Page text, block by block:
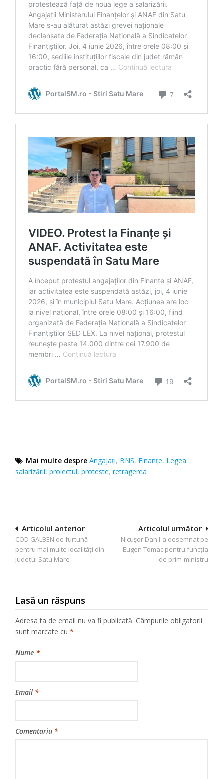
Mai multe despre Angajaţi, BNS, Finanțe, Legea
salarizării,proiectul,proteste,retragerea
Navigare
în
articole
Articolul următor
Nicușor Dan l-a desemnat pe
Eugen Tomac pentru funcția
de prim-ministru
Articolul anterior
COD GALBEN de furtună
pentru mai multe localități din
județul Satu Mare
Lasă un răspuns
Adresa ta de email nu va fi publicată. Câmpurile obligatorii
sunt marcate cu*
Nume *
Email *
Comentariu *